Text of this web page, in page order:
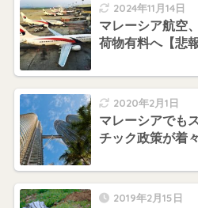
2024年11月14日
マレーシア航空
荷物有料へ【悲報
2020年2月1日
マレーシアでも
チック政策が着
2019年2月15日